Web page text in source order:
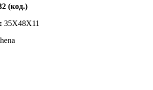
(код.)
35X48X11